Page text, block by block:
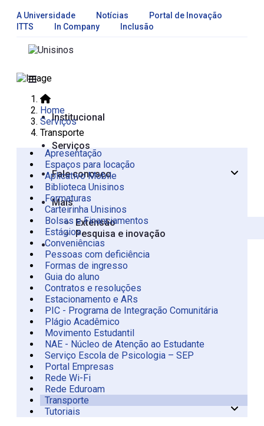
A Universidade Notícias
Portal de Inovação
ITTS
In Company Inclusão
Institucional
Serviços
Fale conosco
Mais
Extensão
Pesquisa e inovação
Home
Serviços
Transporte
Apresentação
Espaços para locação
Apresentação
São Leopoldo
Aplicativo Mobile
Biblioteca Unisinos
Formaturas
Carteirinha Unisinos
Bolsas e Financiamentos
Estágios
Conveniências
Pessoas com deficiência
Formas de ingresso
Guia do aluno
Contratos e resoluções
Estacionamento e ARs
PIC - Programa de Integração Comunitária
Plágio Acadêmico
Movimento Estudantil
NAE - Núcleo de Atenção ao Estudante
Serviço Escola de Psicologia – SEP
Portal Empresas
Rede Wi-Fi
Rede Eduroam
Transporte
Circular Unisinos
Tutoriais